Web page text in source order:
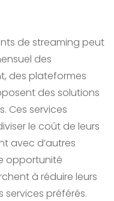
de streaming peut
des
des plateformes
des solutions
Ces services
le coût de leurs
avec d’autres
opportunité
à réduire leurs
services préférés.